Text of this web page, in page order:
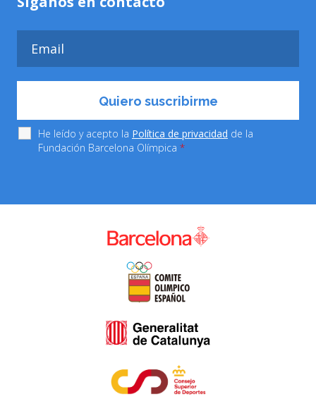
He leído y acepto la Política de privacidad de la
Fundación Barcelona Olímpica *